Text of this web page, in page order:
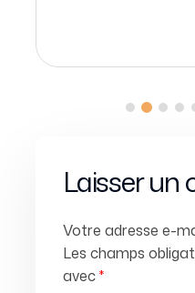
Laisser un
Votre adresse e-
Les champs
avec*